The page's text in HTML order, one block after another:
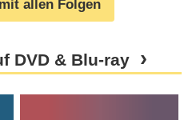
allen Folgen
DVD & Blu-ray